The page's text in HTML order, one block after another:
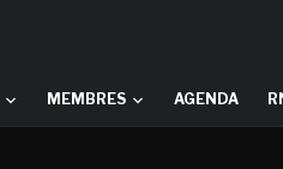
MEMBRES AGENDA